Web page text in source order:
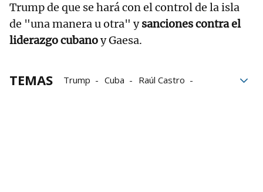
Trump de que se hará con el control de la isla
de "una manera u otra" ysanciones contra el
liderazgo cubanoy Gaesa.
TEMAS Trump Cuba
Raúl Castro